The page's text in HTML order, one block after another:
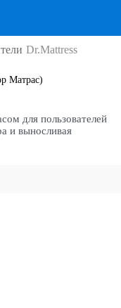
Dr.Mattress
Матрас)
для пользователей
и выносливая